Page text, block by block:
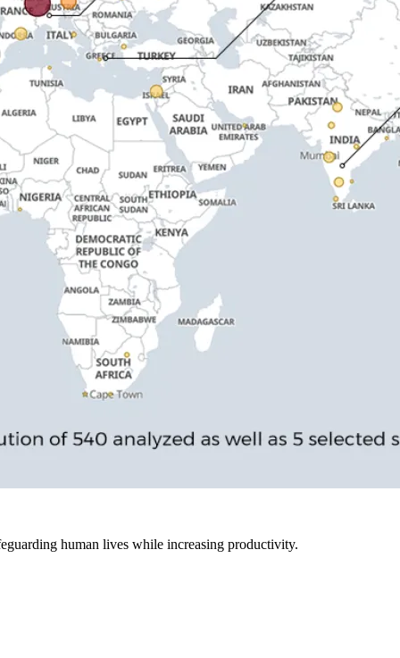
human lives while increasing productivity.